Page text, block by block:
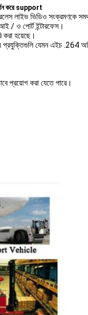
করে support
লাইভ ভিডিও সংক্রমণকে
/ ও পোর্ট ইন্টারফেস।
করা হয়েছে।
প্রযুক্তিগুলি যেমন এইচ .264
প্রয়োগ করা যেতে পারে।